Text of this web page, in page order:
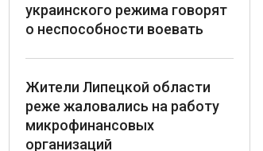
украинского режима говорят
о неспособности воевать
Жители Липецкой области
реже жаловались на работу
микрофинансовых
организаций